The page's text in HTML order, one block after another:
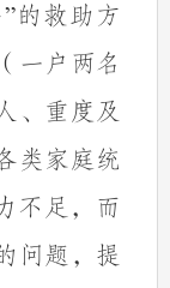
”的救助方
一户两名
、重度及
类家庭统
不足，而
问题，提